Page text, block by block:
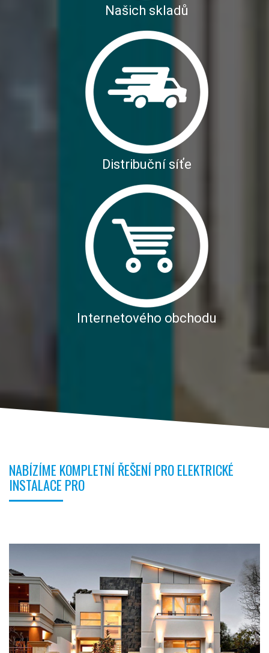
Našich skladů
Distribuční síťe
Internetového obchodu
NABÍZÍME KOMPLETNÍ ŘEŠENÍ PRO ELEKTRICKÉ
INSTALACE PRO